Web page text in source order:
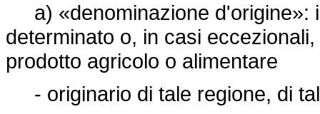
a) «denominazione d'origine»:
determinato o, in casi
prodotto agricolo o alimentare
- originario di tale regione, di